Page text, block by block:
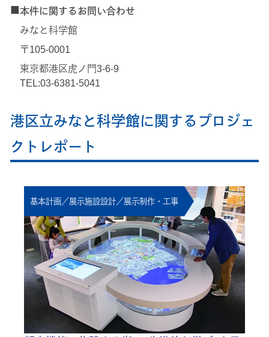
■本件に関するお問い合わせ
みなと科学館
〒105-0001
東京都港区虎ノ門3-6-9
TEL:03-6381-5041
港区立みなと科学館に関するプロジェ
クトレポート
基本計画／展示施設設計／展示制作・工事